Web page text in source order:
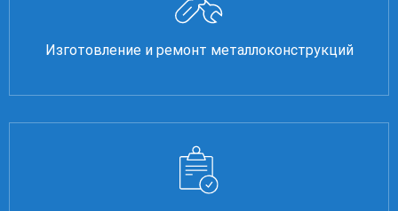
Изготовление и ремонт металлоконструкций